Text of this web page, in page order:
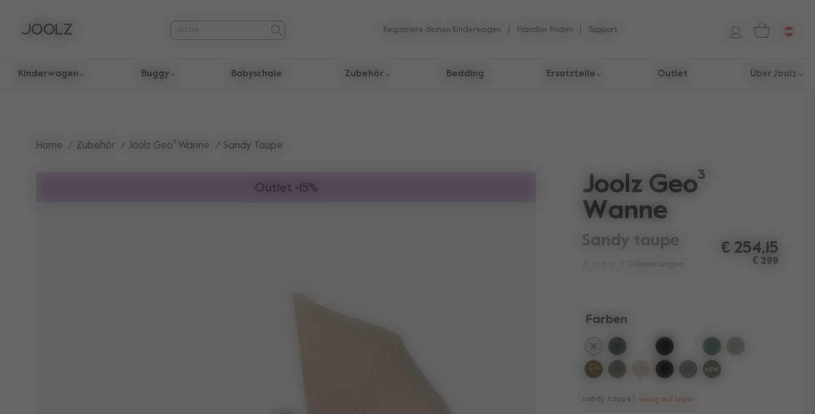
Registriere deinen Kinderwagen Händler finden Support
Kinderwagen Buggy Babyschale Zubehör Bedding Ersatzteile Outlet Über Joolz
Home Zubehör Joolz Geo³ Wanne Sandy Taupe
Outlet -15%
Joolz Geo³
Wanne
sandy taupe
0 Bewertungen
€ 254,15
€ 299
Farben
sandy taupe wenig auf lager